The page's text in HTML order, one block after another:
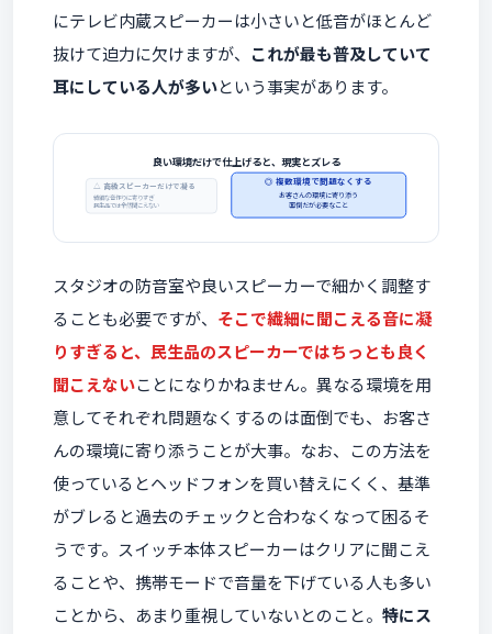
にテレビ内蔵スピーカーは小さいと低音がほとんど
抜けて迫力に欠けますが、 これが最も普及していて
耳にしている人が多いという事実があります。
良い環境だけで仕上げると、現実とズレる
△ 高級スピーカーだけで凝る
繊細な音作りに寄りすぎ
民生品では全然聞こえない
◎ 複数環境で問題なくする
お客さんの環境に寄り添う
面倒だが必要なこと
スタジオの防音室や良いスピーカーで細かく調整す
ることも必要ですが、 そこで繊細に聞こえる音に凝
りすぎると、民生品のスピーカーではちっとも良く
聞こえないことになりかねません。異なる環境を用
意してそれぞれ問題なくするのは面倒でも、お客さ
んの環境に寄り添うことが大事。なお、この方法を
使っているとヘッドフォンを買い替えにくく、基準
がブレると過去のチェックと合わなくなって困るそ
うです。スイッチ本体スピーカーはクリアに聞こえ
ることや、携帯モードで音量を下げている人も多い
ことから、あまり重視していないとのこと。 特にス